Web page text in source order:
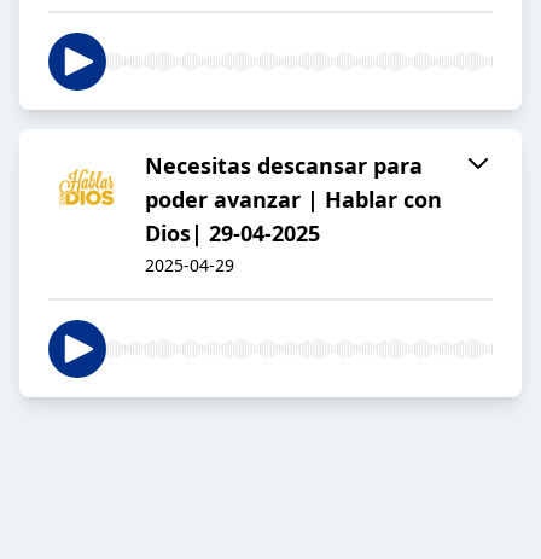
Necesitas descansar para
poder avanzar | Hablar con
Dios| 29-04-2025
2025-04-29